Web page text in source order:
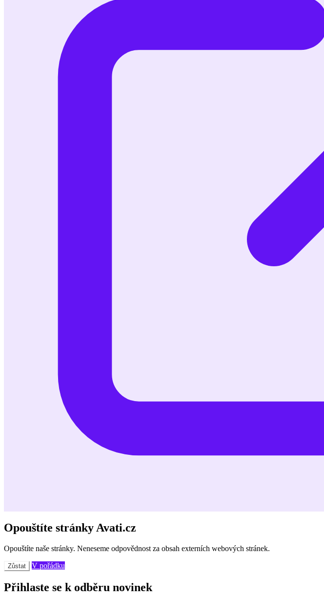
Opouštíte stránky Avati.cz
Opouštíte naše stránky. Neneseme odpovědnost za obsah externích webových stránek.
Zůstat V pořádku
Přihlaste se k odběru novinek